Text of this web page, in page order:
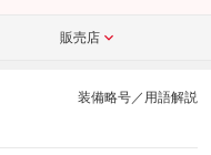
販売店
装備略号／用語解説